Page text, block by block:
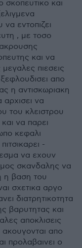
σκοπευτικο και
εντοπιζει
, με τοσο
και να
πιεσεις
απο
η αντισκωριακη
να
του κλειστρου
να παρει
κεφαλι
-
να εχουν
σκανδαλης να
η βαση του
σχετικα αργο
διατρητικοτητα
βαρυτητας και
αποκλισεις
απο
προλαβαινει ο